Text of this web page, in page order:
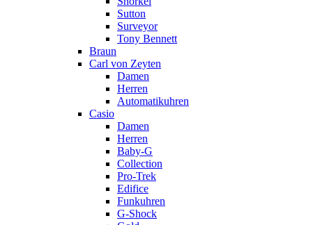
Sutton
Surveyor
Tony Bennett
Braun
Carl von Zeyten
Damen
Herren
Automatikuhren
Casio
Damen
Herren
Baby-G
Collection
Pro-Trek
Edifice
Funkuhren
G-Shock